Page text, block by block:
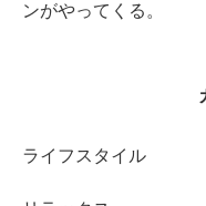
ンがやってくる。
ライフスタイル